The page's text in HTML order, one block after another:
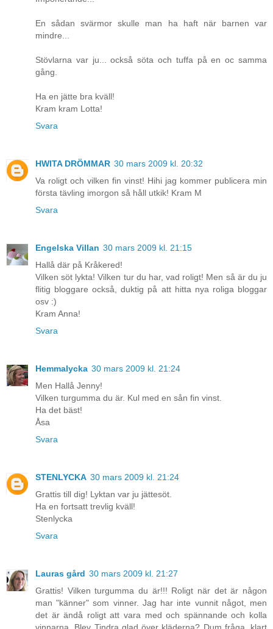
En sådan svärmor skulle man ha haft när barnen var
mindre...
Stövlarna var ju... också söta och tuffa på en oc samma
gång.
Ha en jätte bra kväll!
Kram kram Lotta!
Svara
HWITA DRÖMMAR 30 mars 2009 kl. 20:32
Va roligt och vilken fin vinst! Hihi jag kommer publicera min
första tävling imorgon så håll utkik! Kram M
Svara
Engelska Villan 30 mars 2009 kl. 21:15
Hallå där på Kråkered!
Vilken söt lykta! Vilken tur du har, vad roligt! Men så är du ju
flitig bloggare också, duktig på att hitta nya roliga bloggar
osv :)
Kram Anna!
Svara
Hemmalycka 30 mars 2009 kl. 21:24
Men Hallå Jenny!
Vilken turgumma du är. Kul med en sån fin vinst.
Ha det bäst!
Åsa
Svara
STENLYCKA 30 mars 2009 kl. 21:24
Grattis till dig! Lyktan var ju jättesöt.
Ha en fortsatt trevlig kväll!
Stenlycka
Svara
Lauras gård 30 mars 2009 kl. 21:27
Grattis! Vilken turgumma du är!!! Roligt när det är någon
man "känner" som vinner. Jag har inte vunnit något, men
det är ändå roligt att vara med och spännande och kolla
vinnarna. Blev Tindra glad över kläderna? Dum fråga, klart